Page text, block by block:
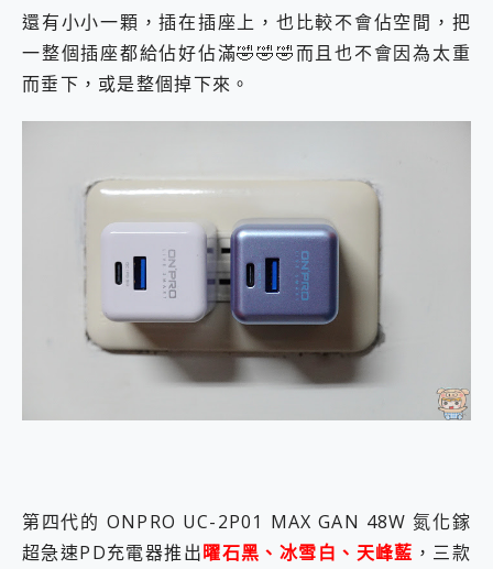
還有小小一顆，插在插座上，也比較不會佔空間，把
一整個插座都給佔好佔滿🤣🤣🤣而且也不會因為太重
而垂下，或是整個掉下來。
第四代的 ONPRO UC-2P01 MAX GAN 48W 氮化鎵
超急速PD充電器推出曜石黑、冰雪白、天峰藍 ，三款